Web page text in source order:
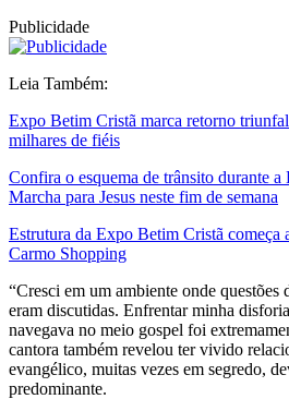
Publicidade
Leia Também:
Expo Betim Cristã marca retorno
milhares de fiéis
Confira o esquema de trânsito durante
Marcha para Jesus neste fim de semana
Estrutura da Expo Betim Cristã começa
Carmo Shopping
“Cresci em um ambiente onde questões
eram discutidas. Enfrentar minha
navegava no meio gospel foi
cantora também revelou ter vivido
evangélico, muitas vezes em segredo,
predominante.